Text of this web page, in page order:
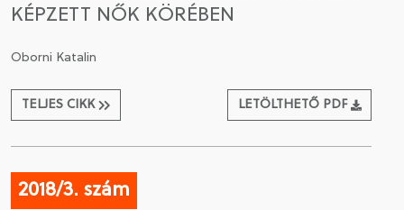
KÉPZETT NŐK KÖRÉBEN
Oborni Katalin
TELJES CIKK LETÖLTHETŐ PDF
2018/3. szám